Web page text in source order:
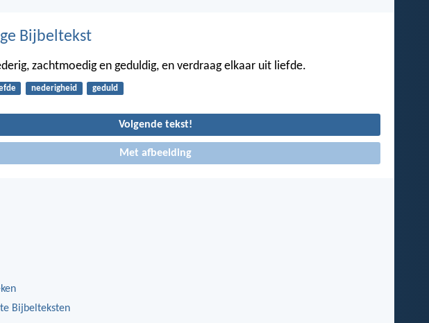
Bijbeltekst
zachtmoedig en geduldig, en verdraag elkaar uit liefde.
nederigheid geduld
Volgende tekst!
Met afbeelding
Bijbelteksten